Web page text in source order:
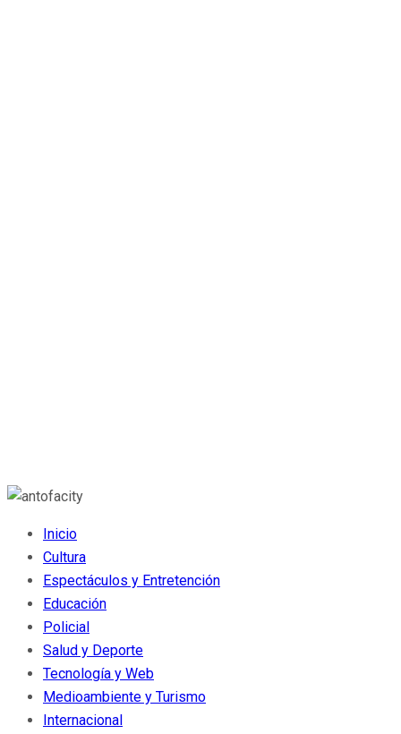
Inicio
Cultura
Espectáculos y Entretención
Educación
Policial
Salud y Deporte
Tecnología y Web
Medioambiente y Turismo
Internacional